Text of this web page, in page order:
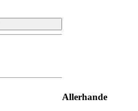
Allerhande